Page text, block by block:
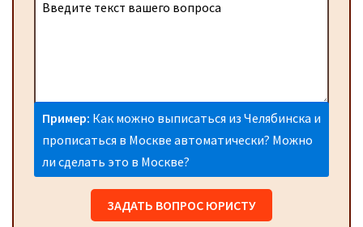
Пример: Как можно выписаться из Челябинска и
прописаться в Москве автоматически? Можно
ли сделать это в Москве?
ЗАДАТЬ ВОПРОС ЮРИСТУ